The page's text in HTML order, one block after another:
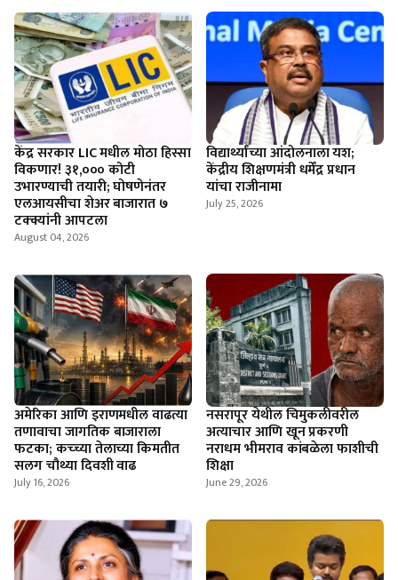
केंद्र सरकार LIC मधील मोठा हिस्सा
विकणार! ३१,००० कोटी
उभारण्याची तयारी; घोषणेनंतर
एलआयसीचा शेअर बाजारात ७
टक्क्यांनी आपटला
August 04, 2026
विद्यार्थ्यांच्या आंदोलनाला यश;
केंद्रीय शिक्षणमंत्री धर्मेंद्र प्रधान
यांचा राजीनामा
July 25, 2026
अमेरिका आणि इराणमधील वाढत्या
तणावाचा जागतिक बाजाराला
फटका; कच्च्या तेलाच्या किमतीत
सलग चौथ्या दिवशी वाढ
July 16, 2026
नसरापूर येथील चिमुकलीवरील
अत्याचार आणि खून प्रकरणी
नराधम भीमराव कांबळेला फाशीची
शिक्षा
June 29, 2026